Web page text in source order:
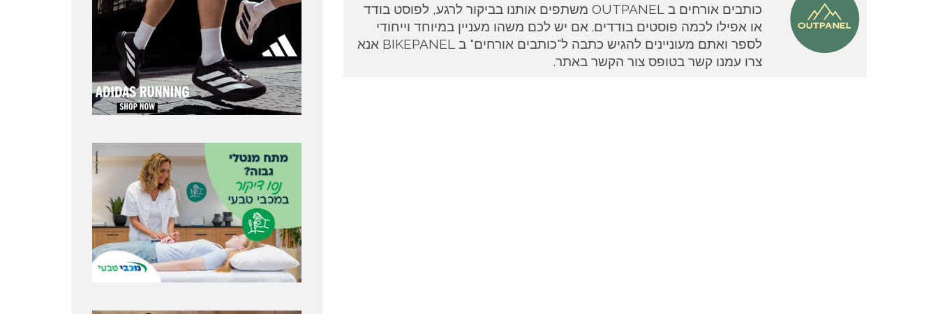
כותבים אורחים ב OUTPANEL משתפים אותנו בביקור לרגע, לפוסט בודד
או אפילו לכמה פוסטים בודדים. אם יש לכם משהו מעניין במיוחד וייחודי
לספר ואתם מעוניינים להגיש כתבה ל"כותבים אורחים" ב BIKEPANEL אנא
צרו עמנו קשר בטופס צור הקשר באתר.